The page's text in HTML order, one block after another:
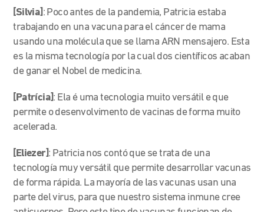
[Silvia] : Poco antes de la pandemia, Patricia estaba
trabajando en una vacuna para el cáncer de mama
usando una molécula que se llama ARN mensajero. Esta
es la misma tecnología por la cual dos científicos acaban
de ganar el Nobel de medicina.
[Patrícia]: Ela é uma tecnologia muito versátil e que
permite o desenvolvimento de vacinas de forma muito
acelerada.
[Eliezer]: Patricia nos contó que se trata de una
tecnología muy versátil que permite desarrollar vacunas
de forma rápida. La mayoría de las vacunas usan una
parte del virus, para que nuestro sistema inmune cree